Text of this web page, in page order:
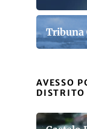
Tribuna
AVESSO
DISTRITO